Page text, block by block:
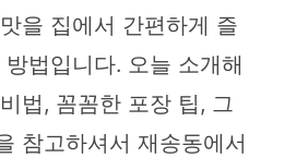
을 집에서 간편하게 즐
법입니다. 오늘 소개해
법, 꼼꼼한 포장 팁, 그
참고하셔서 재송동에서